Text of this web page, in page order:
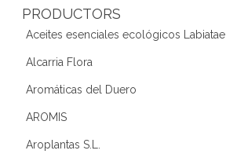
PRODUCTORS
Aceites esenciales ecológicos Labiatae
Alcarria Flora
Aromáticas del Duero
AROMIS
Aroplantas S.L.